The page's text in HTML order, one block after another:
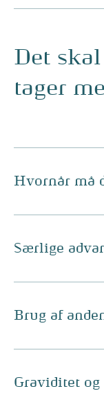
Det
tager
Hvornår må
Særlige
Brug af
Graviditet